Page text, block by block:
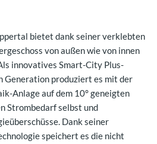
bietet dank seiner verklebten
von außen wie von innen
innovatives Smart-City Plus-
Generation produziert es mit der
Anlage auf dem 10° geneigten
Strombedarf selbst und
Dank seiner
speichert es die nicht